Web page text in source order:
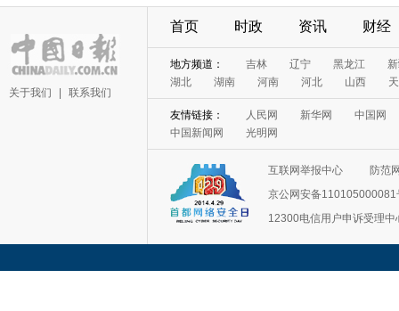
关于我们 联系我们
首页 时政 资讯 财经
地方频道： 吉林 辽宁 黑龙江
湖北
湖南 河南 河北 山西
友情链接： 人民网 新华网
中国网
中国新闻网
光明网
互联网举报中心
防范
京公网安备110105000081
12300电信用户申诉受理中